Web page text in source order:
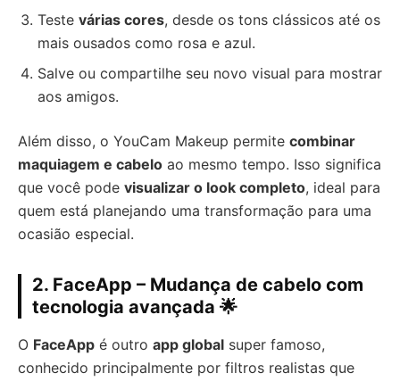
Teste várias cores, desde os tons clássicos até os
mais ousados como rosa e azul.
Salve ou compartilhe seu novo visual para mostrar
aos amigos.
Além disso, o YouCam Makeup permite combinar
maquiagem e cabelo ao mesmo tempo. Isso significa
que você pode visualizar o look completo, ideal para
quem está planejando uma transformação para uma
ocasião especial.
2. FaceApp – Mudança de cabelo com
tecnologia avançada 🌟
O FaceApp é outro app global super famoso,
conhecido principalmente por filtros realistas que